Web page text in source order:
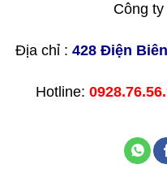
Công
Địa chỉ : 428 Điện
Hotline: